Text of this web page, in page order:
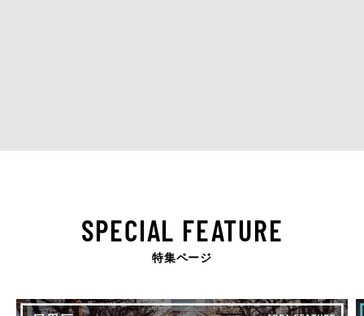
SPECIAL FEATURE
特集ページ